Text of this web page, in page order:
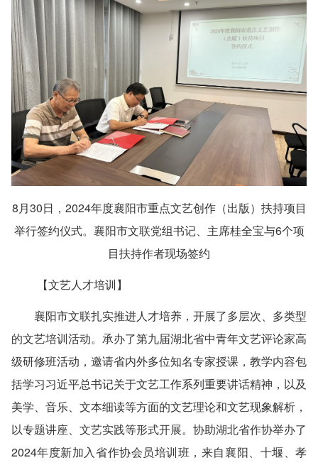
8月30日，2024年度襄阳市重点文艺创作（出版）扶持项目
举行签约仪式。襄阳市文联党组书记、主席桂全宝与6个项
目扶持作者现场签约
【文艺人才培训】
襄阳市文联扎实推进人才培养，开展了多层次、多类型
的文艺培训活动。承办了第九届湖北省中青年文艺评论家高
级研修班活动，邀请省内外多位知名专家授课，教学内容包
括学习习近平总书记关于文艺工作系列重要讲话精神，以及
美学、音乐、文本细读等方面的文艺理论和文艺现象解析，
以专题讲座、文艺实践等形式开展。协助湖北省作协举办了
2024年度新加入省作协会员培训班，来自襄阳、十堰、孝